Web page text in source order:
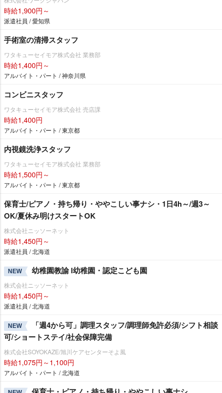
時給1,900円～
派遣社員 / 愛知県
手術室の清掃スタッフ
ワタキューセイモア株式会社 業務部
時給1,400円～
アルバイト・パート / 神奈川県
コンビニスタッフ
ワタキューセイモア株式会社 売店課
時給1,400円
アルバイト・パート / 東京都
内視鏡洗浄スタッフ
ワタキューセイモア株式会社 業務部
時給1,500円～
アルバイト・パート / 東京都
保育士/ピアノ・持ち帰り・ややこしい事ナシ・1日4h～/週3～
OK/夏休み明けスタートOK
株式会社ニッソーネット
時給1,450円～
派遣社員 / 北海道
NEW 幼稚園教諭 l幼稚園・認定こども園
株式会社ニッソーネット
時給1,450円～
派遣社員 / 北海道
NEW
「週4から可」調理スタッフ/調理師免許必須/シフト相談
可/ショートステイ/社会保障完備
株式会社SOYOKAZE/旭川ケアセンターそよ風
時給1,075円～1,100円
アルバイト・パート / 北海道